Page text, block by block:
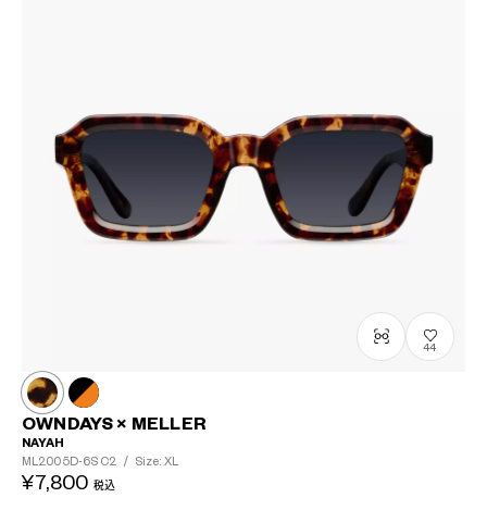
44
OWNDAYS × MELLER
NAYAH
ML2005D-6S C2 / Size: XL
¥7,800 税込